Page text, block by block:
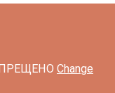
Change